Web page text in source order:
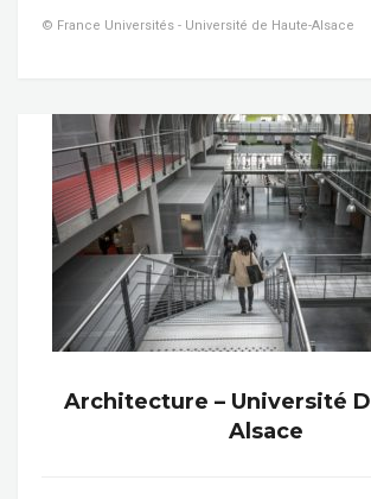
© France Universités - Université de Haute-Alsace
Architecture – Université
Alsace